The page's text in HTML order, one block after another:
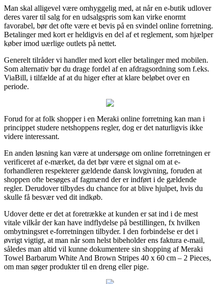
Man skal alligevel være omhyggelig med, at når en e-butik udlover
deres varer til salg for en udsalgspris som kan virke enormt
favorabel, bør det ofte være et bevis på en svindel online forretning.
Betalinger med kort er heldigvis en del af et reglement, som hjælper
køber imod uærlige outlets på nettet.
Generelt tilråder vi handler med kort eller betalinger med mobilen.
Som alternativ bør du drage fordel af en afdragsordning som f.eks.
ViaBill, i tilfælde af at du higer efter at klare beløbet over en
periode.
Forud for at folk shopper i en Meraki online forretning kan man i
princippet studere netshoppens regler, dog er det naturligvis ikke
videre interessant.
En anden løsning kan være at undersøge om online forretningen er
verificeret af e-mærket, da det bør være et signal om at e-
forhandleren respekterer gældende dansk lovgivning, foruden at
shoppen ofte besøges af fagmænd der er indført i de gældende
regler. Derudover tilbydes du chance for at blive hjulpet, hvis du
skulle få besvær ved dit indkøb.
Udover dette er det at foretrække at kunden er sat ind i de mest
vitale vilkår der kan have indflydelse på bestillingen, fx hvilken
ombytningsret e-forretningen tilbyder. I den forbindelse er det i
øvrigt vigtigt, at man når som helst bibeholder ens faktura e-mail,
således man altid vil kunne dokumentere sin shopping af Meraki
Towel Barbarum White And Brown Stripes 40 x 60 cm – 2 Pieces,
om man søger produkter til en dreng eller pige.